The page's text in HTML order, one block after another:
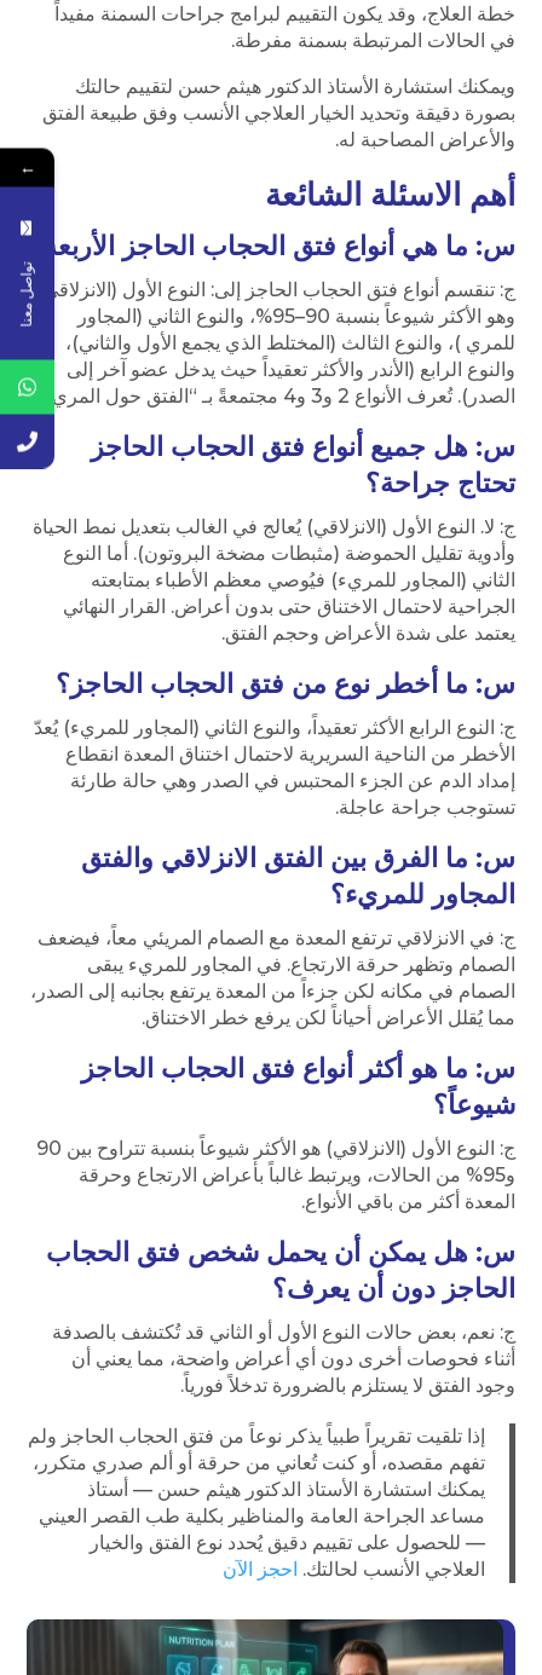
خطة العلاج، وقد يكون التقييم لبرامج جراحات السمنة مفيداً
في الحالات المرتبطة بسمنة مفرطة.
ويمكنك استشارة الأستاذ الدكتور هيثم حسن لتقييم حالتك
بصورة دقيقة وتحديد الخيار العلاجي الأنسب وفق طبيعة الفتق
والأعراض المصاحبة له.
أهم الاسئلة الشائعة
س: ما هي أنواع فتق الحجاب الحاجز الأربعة؟
ج: تنقسم أنواع فتق الحجاب الحاجز إلى: النوع الأول (الانزلاقي )
وهو الأكثر شيوعاً بنسبة 90–95%، والنوع الثاني (المجاور
للمري )، والنوع الثالث (المختلط الذي يجمع الأول والثاني)،
والنوع الرابع (الأندر والأكثر تعقيداً حيث يدخل عضو آخر إلى
الصدر). تُعرف الأنواع 2 و3 و4 مجتمعةً بـ “الفتق حول المريء”.
س: هل جميع أنواع فتق الحجاب الحاجز
تحتاج جراحة؟
ج: لا. النوع الأول (الانزلاقي) يُعالج في الغالب بتعديل نمط الحياة
وأدوية تقليل الحموضة (مثبطات مضخة البروتون). أما النوع
الثاني (المجاور للمريء) فيُوصي معظم الأطباء بمتابعته
الجراحية لاحتمال الاختناق حتى بدون أعراض. القرار النهائي
يعتمد على شدة الأعراض وحجم الفتق.
س: ما أخطر نوع من فتق الحجاب الحاجز؟
ج: النوع الرابع الأكثر تعقيداً، والنوع الثاني (المجاور للمريء) يُعدّ
الأخطر من الناحية السريرية لاحتمال اختناق المعدة انقطاع
إمداد الدم عن الجزء المحتبس في الصدر وهي حالة طارئة
تستوجب جراحة عاجلة.
س: ما الفرق بين الفتق الانزلاقي والفتق
المجاور للمريء؟
ج: في الانزلاقي ترتفع المعدة مع الصمام المريئي معاً، فيضعف
الصمام وتظهر حرقة الارتجاع. في المجاور للمريء يبقى
الصمام في مكانه لكن جزءاً من المعدة يرتفع بجانبه إلى الصدر،
مما يُقلل الأعراض أحياناً لكن يرفع خطر الاختناق.
س: ما هو أكثر أنواع فتق الحجاب الحاجز
شيوعاً؟
ج: النوع الأول (الانزلاقي) هو الأكثر شيوعاً بنسبة تتراوح بين 90
و95% من الحالات، ويرتبط غالباً بأعراض الارتجاع وحرقة
المعدة أكثر من باقي الأنواع.
س: هل يمكن أن يحمل شخص فتق الحجاب
الحاجز دون أن يعرف؟
ج: نعم، بعض حالات النوع الأول أو الثاني قد تُكتشف بالصدفة
أثناء فحوصات أخرى دون أي أعراض واضحة، مما يعني أن
وجود الفتق لا يستلزم بالضرورة تدخلاً فورياً.
إذا تلقيت تقريراً طبياً يذكر نوعاً من فتق الحجاب الحاجز ولم
تفهم مقصده، أو كنت تُعاني من حرقة أو ألم صدري متكرر،
يمكنك استشارة الأستاذ الدكتور هيثم حسن — أستاذ
مساعد الجراحة العامة والمناظير بكلية طب القصر العيني
— للحصول على تقييم دقيق يُحدد نوع الفتق والخيار
العلاجي الأنسب لحالتك. احجز الآن
←
تواصل معنا